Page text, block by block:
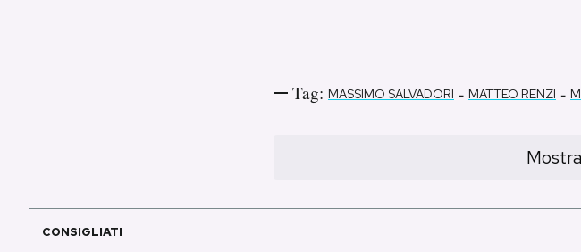
Tag: MASSIMO SALVADORI - MATTEO RENZI -
CONSIGLIATI